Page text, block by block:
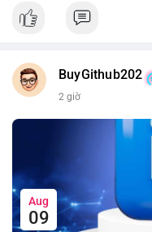
BuyGithub202
2 giờ
Aug
09